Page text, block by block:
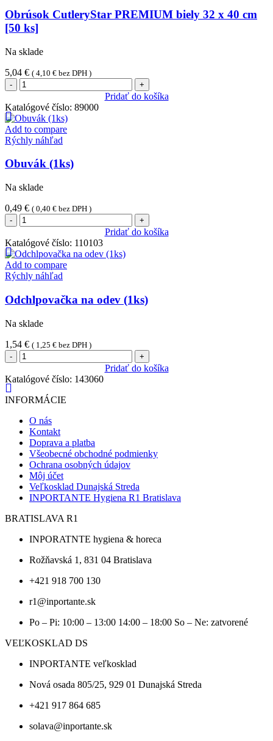
Obrúsok CutleryStar PREMIUM biely 32 x 40 cm
[50 ks]
Na sklade
5,04 € ( 4,10 € bez DPH )
množstvo
Obrúsok
CutleryStar
PREMIUM
biely
32
40
cm
[50
ks]
Pridať do košíka
Katalógové číslo: 89000
Add to compare
Rýchly náhľad
Obuvák (1ks)
Na sklade
0,49 € ( 0,40 € bez DPH )
množstvo
Obuvák
(1ks)
Pridať do košíka
Katalógové číslo: 110103
Add to compare
Rýchly náhľad
Odchlpovačka na odev (1ks)
Na sklade
1,54 € ( 1,25 € bez DPH )
množstvo
Odchlpovačka
na
odev
(1ks)
Pridať do košíka
Katalógové číslo: 143060
INFORMÁCIE
O nás
Kontakt
Doprava a platba
Všeobecné obchodné podmienky
Ochrana osobných údajov
Môj účet
Veľkosklad Dunajská Streda
INPORTANTE Hygiena R1 Bratislava
BRATISLAVA R1
INPORATNTE hygiena & horeca
Rožňavská 1, 831 04 Bratislava
+421 918 700 130
r1@inportante.sk
Po – Pi: 10:00 – 13:00 14:00 – 18:00 So – Ne: zatvorené
VEĽKOSKLAD DS
INPORTANTE veľkosklad
Nová osada 805/25, 929 01 Dunajská Streda
+421 917 864 685
solava@inportante.sk